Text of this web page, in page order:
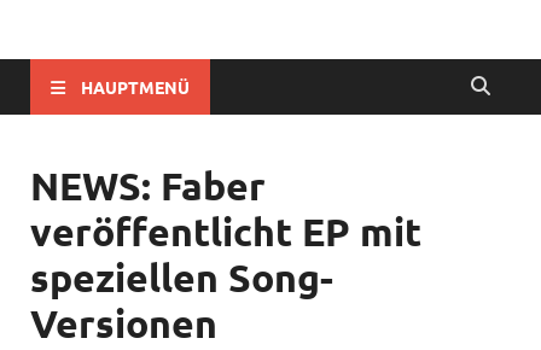
bleistiftrocker.de
HAUPTMENÜ
NEWS: Faber
veröffentlicht EP mit
speziellen Song-
Versionen